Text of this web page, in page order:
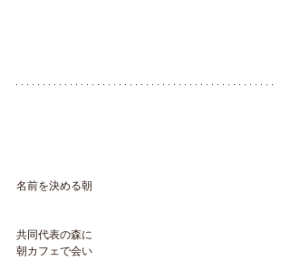
名前を決める朝
共同代表の森に
朝カフェで会い